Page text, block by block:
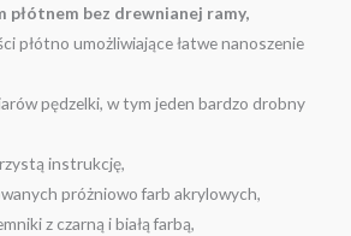
płótnem bez drewnianej ramy,
płótno umożliwiające łatwe nanoszenie
pędzelki, w tym jeden bardzo drobny
instrukcję,
próżniowo farb akrylowych,
z czarną i białą farbą,